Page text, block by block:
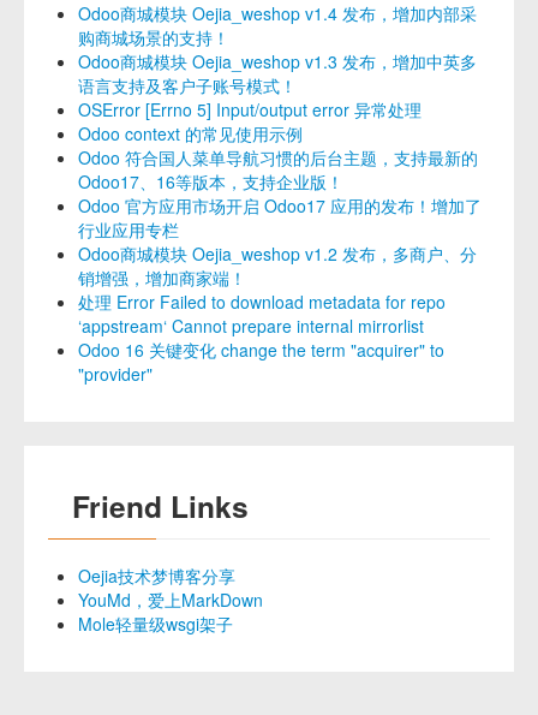
Odoo商城模块 Oejia_weshop v1.4 发布，增加内部采
购商城场景的支持！
Odoo商城模块 Oejia_weshop v1.3 发布，增加中英多
语言支持及客户子账号模式！
OSError [Errno 5] Input/output error 异常处理
Odoo context 的常见使用示例
Odoo 符合国人菜单导航习惯的后台主题，支持最新的
Odoo17、16等版本，支持企业版！
Odoo 官方应用市场开启 Odoo17 应用的发布！增加了
行业应用专栏
Odoo商城模块 Oejia_weshop v1.2 发布，多商户、分
销增强，增加商家端！
处理 Error Failed to download metadata for repo
‘appstream‘ Cannot prepare internal mirrorlist
Odoo 16 关键变化 change the term "acquirer" to
"provider"
Friend Links
Oejia技术梦博客分享
YouMd，爱上MarkDown
Mole轻量级wsgi架子